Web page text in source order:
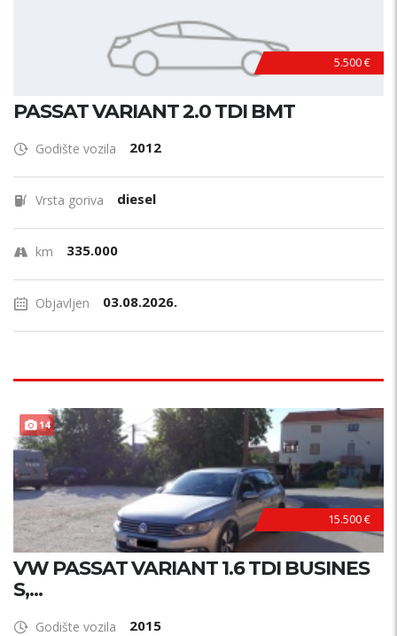
5.500 €
PASSAT VARIANT 2.0 TDI BMT
Godište vozila 2012
Vrsta goriva diesel
km 335.000
Objavljen 03.08.2026.
14
15.500 €
VW PASSAT VARIANT 1.6 TDI BUSINES
S,...
Godište vozila 2015